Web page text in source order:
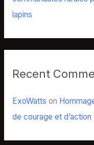
lapins
Recent
ExoWatts on
de courage et d’action